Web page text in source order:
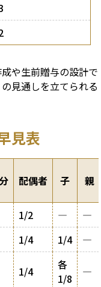
や生前贈与の設計で
見通しを立てられる
配偶者 子 親
1/2 ―
―
1/4 1/4 ―
1/4
各
1/8
―
見表